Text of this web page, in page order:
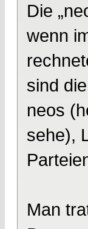
Die
wenn
sind
neos
sehe),
Man